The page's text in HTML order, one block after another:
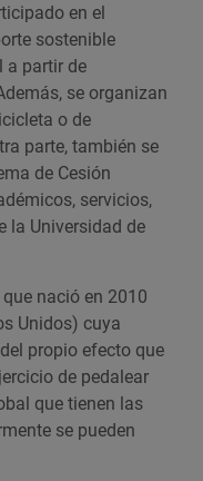
en el
sostenible
a partir de
se organizan
o de
parte, también se
de Cesión
servicios,
la Universidad de
que nació en 2010
Unidos) cuya
propio efecto que
de pedalear
que tienen las
se pueden